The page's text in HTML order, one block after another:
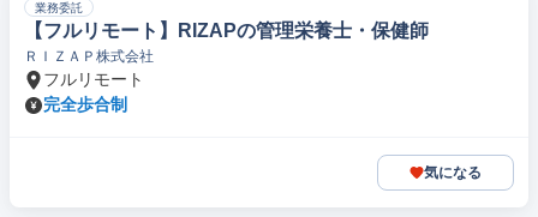
業務委託
【フルリモート】RIZAPの管理栄養士・保健師
ＲＩＺＡＰ株式会社
フルリモート
完全歩合制
気になる